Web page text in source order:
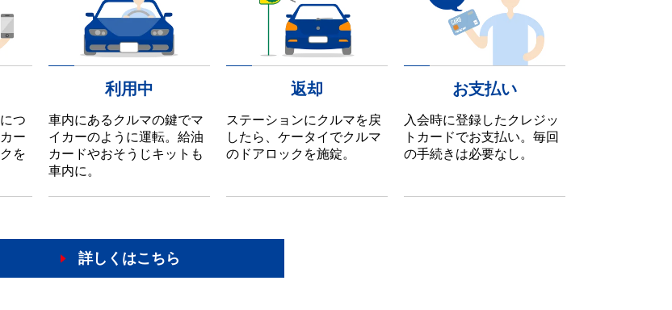
つ
ー
を
利用中
車内にあるクルマの鍵でマ
イカーのように運転。給油
カードやおそうじキットも
車内に。
返却
ステーションにクルマを戻
したら、ケータイでクルマ
のドアロックを施錠。
お支払い
入会時に登録したクレジッ
トカードでお支払い。毎回
の手続きは必要なし。
詳しくはこちら